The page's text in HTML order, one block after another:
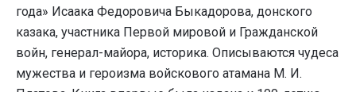
года» Исаака Федоровича Быкадорова, донского
казака, участника Первой мировой и Гражданской
войн, генерал-майора, историка. Описываются чудеса
мужества и героизма войскового атамана М. И.